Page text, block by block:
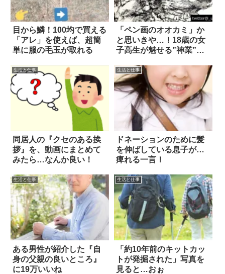
目から鱗！100均で買える
「アレ」を使えば、超簡
単に服の毛玉が取れる
「ペン画のオオカミ」か
と思いきや…！18歳の女
子高生が魅せる”神業”に
生活と仕事
同居人の『クセのある挨
拶』を、動画にまとめて
みたら…なんか良い！
生活と仕事
ドネーションのために髪
を伸ばしている息子が…
痺れる一言！
生活と仕事
ある男性が紹介した『自
身の父親の良いところ』
に19万いいね
生活と仕事
「約10年前のキットカッ
トが発掘された」写真を
見ると…おぉ